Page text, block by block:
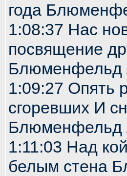
года
1:08:37 Нас
посвящение
Блюменфельд
1:09:27 Опять
сгоревших И
Блюменфельд
1:11:03 Над
белым стена